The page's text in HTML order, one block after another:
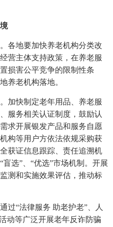
各地要加快养老机构分类改
营主体支持政策，在养老服
损害公平竞争的限制性条
养老机构落地。
加快制定老年用品、养老服
服务相关认证制度，鼓励认
求开展银发产品和服务自愿
构等用户方依法依规采购获
获证信息跟踪、责任追溯机
选”、“优选”市场机制。开展
测和实施效果评估，推动标
过“法律服务 助老护老”、人
动等广泛开展老年反诈防骗